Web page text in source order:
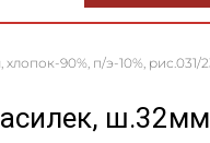
90%, п/э-10%, рис.031/